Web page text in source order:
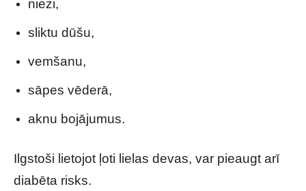
niezi,
sliktu dūšu,
vemšanu,
sāpes vēderā,
aknu bojājumus.
Ilgstoši lietojot ļoti lielas devas, var pieaugt arī
diabēta risks.